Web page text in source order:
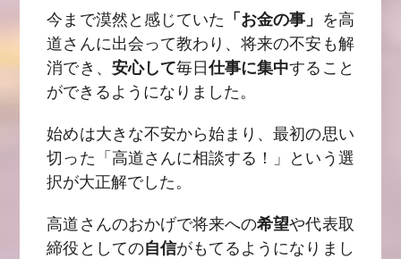
今まで漠然と感じていた 「お金の事」
を高
道さんに出会って教わり、将来の不安も解
消でき、 安心して毎日仕事に集中すること
ができるようになりました。
始めは大きな不安から始まり、最初の思い
切った「高道さんに相談する！」という選
択が大正解でした。
高道さんのおかげで将来への希望や代表取
締役としての自信がもてるようになりまし